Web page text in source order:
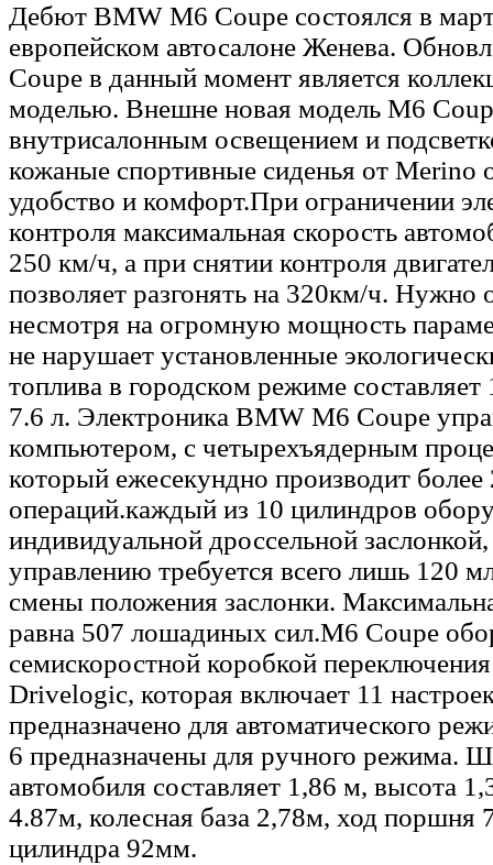
Дебют BMW M6 Coupe состоялся в
европейском автосалоне Женева.
Coupe в данный момент является
моделью. Внешне новая модель M6
внутрисалонным освещением и
кожаные спортивные сиденья от Merino
удобство и комфорт.При ограничении
контроля максимальная скорость
250 км/ч, а при снятии контроля
позволяет разгонять на 320км/ч. Нужно
несмотря на огромную мощность
не нарушает установленные
топлива в городском режиме составляет
7.6 л. Электроника BMW M6 Coupe
компьютером, с четырехъядерным
который ежесекундно производит
операций.каждый из 10 цилиндров
индивидуальной дроссельной
управлению требуется всего лишь 120
смены положения заслонки.
равна 507 лошадиных сил.M6 Coupe
семискоростной коробкой
Drivelogic, которая включает 11
предназначено для автоматического
6 предназначены для ручного режима.
автомобиля составляет 1,86 м, высота
4.87м, колесная база 2,78м, ход поршня
цилиндра 92мм.